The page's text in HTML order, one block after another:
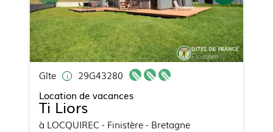
Gîte
29G43280
Location de vacances
Ti Liors
à LOCQUIREC- Finistère - Bretagne